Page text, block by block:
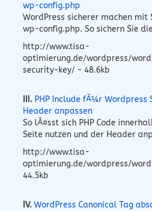
wp-config.php
WordPress sicherer machen mit
wp-config.php. So sichern Sie
http://www.tisa-
optimierung.de/wordpress/
security-key/ - 48.6kb
III. PHP Include fÃ¼r Wordpress
Header anpassen
So lÃ¤sst sich PHP Code
Seite nutzen und der Header
http://www.tisa-
optimierung.de/wordpress/
44.5kb
IV. WordPress Canonical Tag